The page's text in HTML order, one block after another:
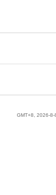
GMT+8, 2026-8-